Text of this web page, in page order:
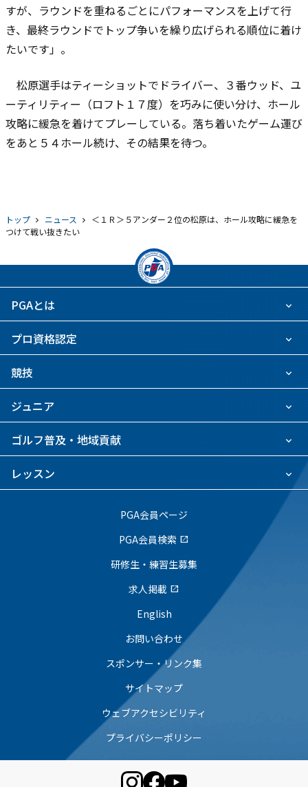
すが、ラウンドを重ねるごとにパフォーマンスを上げて行
き、最終ラウンドでトップ争いを繰り広げられる順位に着け
たいです」。
松原選手はティーショットでドライバー、３番ウッド、ユ
ーティリティー（ロフト１７度）を巧みに使い分け、ホール
攻略に緩急を着けてプレーしている。落ち着いたゲーム運び
をあと５４ホール続け、その結果を待つ。
トップ ニュース
＜１Ｒ＞５アンダー２位の松原は、ホール攻略に緩急を
つけて戦い抜きたい
PGAとは
プロ資格認定
競技
ジュニア
ゴルフ普及・地域貢献
レッスン
PGA会員ページ
PGA会員検索 open_in_new
研修生・練習生募集
求人掲載 open_in_new
English
お問い合わせ
スポンサー・リンク集
サイトマップ
ウェブアクセシビリティ
プライバシーポリシー